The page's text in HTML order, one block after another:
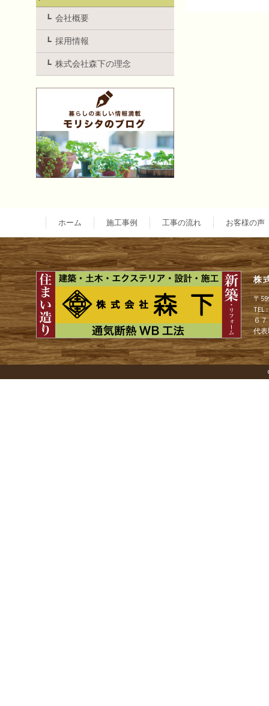
ー
シ
ョ
ン
会社概要
採用情報
株式会社森下の理念
ホーム 施工事例 工事の流れ お客様の声
株
〒
TEL
６
代